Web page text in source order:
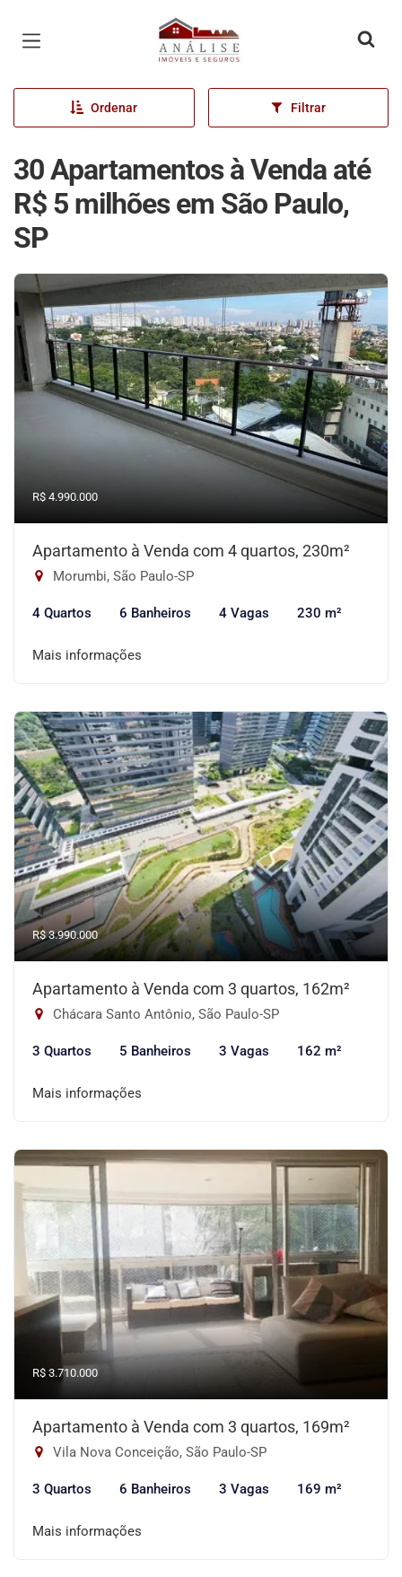
Página inicial
Ordenar Filtrar
30 Apartamentos à Venda até
R$ 5 milhões em São Paulo,
SP
R$ 4.990.000
Apartamento à Venda com 4 quartos, 230m²
Morumbi, São Paulo-SP
4 Quartos 6 Banheiros 4 Vagas 230 m²
Mais informações
R$ 3.990.000
Apartamento à Venda com 3 quartos, 162m²
Chácara Santo Antônio, São Paulo-SP
3 Quartos 5 Banheiros 3 Vagas 162 m²
Mais informações
R$ 3.710.000
Apartamento à Venda com 3 quartos, 169m²
Vila Nova Conceição, São Paulo-SP
3 Quartos 6 Banheiros 3 Vagas 169 m²
Mais informações